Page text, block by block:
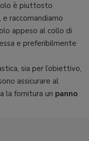
è piuttosto
raccomandiamo
appeso al collo di
e preferibilmente
sia per l’obiettivo,
assicurare al
la fornitura un panno